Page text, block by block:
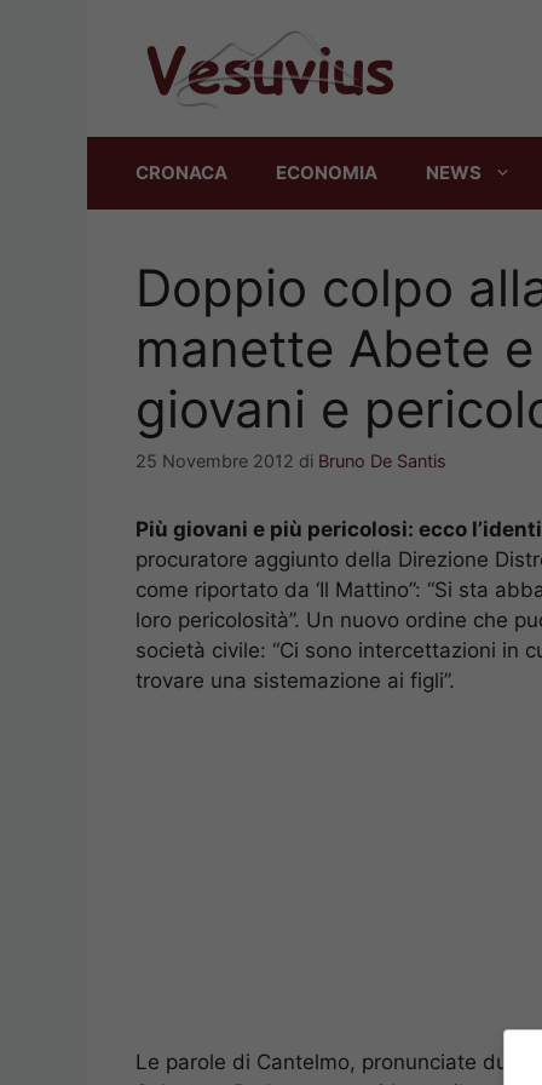
CRONACA ECONOMIA NEWS
Doppio colpo
manette Abete
giovani e
25 Novembre 2012 di Bruno De Santis
Più giovani e più pericolosi: ecco
procuratore aggiunto della Direzione
come riportato da ‘Il Mattino”: “Si sta
loro pericolosità”. Un nuovo ordine che
società civile: “Ci sono intercettazioni in
trovare una sistemazione ai figli”.
Le parole di Cantelmo, pronunciate